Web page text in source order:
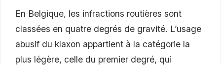
En Belgique, les infractions routières sont
classées en quatre degrés de gravité. L’usage
abusif du klaxon appartient à la catégorie la
plus légère, celle du premier degré, qui